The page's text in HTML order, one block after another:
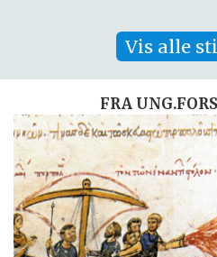
Vis alle
FRA